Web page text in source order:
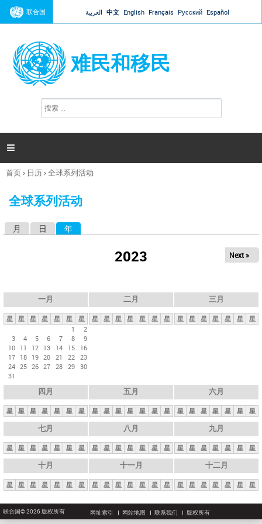
Jump to navigation
联合国 العربية 中文 English Français Русский Español
难民和移民
搜
索

你
这
首页› 日历›全球系列活动
全球系列活动
月 日 年
2023 Next »
一月
星 星 星 星 星 星
星
1
2
3
4 5 6 7 8
9
10 11 12 13 14 15
16
17 18 19 20 21 22 23
24 25 26 27 28 29 30
31
二月
星 星 星 星 星 星 星
三月
星 星 星 星 星 星 星
四月
星 星 星 星 星 星 星
五月
星 星 星 星 星 星 星
六月
星 星 星 星 星 星 星
七月
星 星 星 星 星 星 星
八月
星 星 星 星 星 星 星
九月
星 星 星 星 星 星 星
十月
星 星 星 星 星 星 星
十一月
星 星 星 星 星 星 星
十二月
星 星 星 星 星 星 星
联合国© 2026 版权所有 网址索引 网站地图 联系我们 版权所有